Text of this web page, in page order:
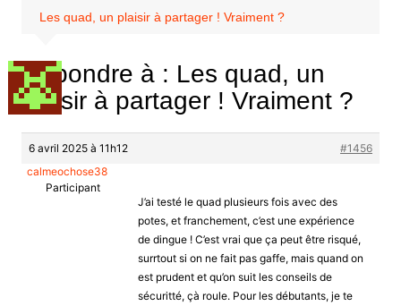
Les quad, un plaisir à partager ! Vraiment ?
Répondre à : Les quad, un
plaisir à partager ! Vraiment ?
6 avril 2025 à 11h12
#1456
calmeochose38
Participant
J’ai testé le quad plusieurs fois avec des
potes, et franchement, c’est une expérience
de dingue ! C’est vrai que ça peut être risqué,
surrtout si on ne fait pas gaffe, mais quand on
est prudent et qu’on suit les conseils de
sécuritté, çà roule. Pour les débutants, je te